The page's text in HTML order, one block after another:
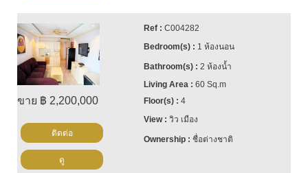
ขาย ฿ 2,200,000
C004282
1 ห้องนอน
2 ห้องน้ำ
60 Sq.m
4
วิว เมือง
ชื่อต่างชาติ
ติดต่อ
ดู